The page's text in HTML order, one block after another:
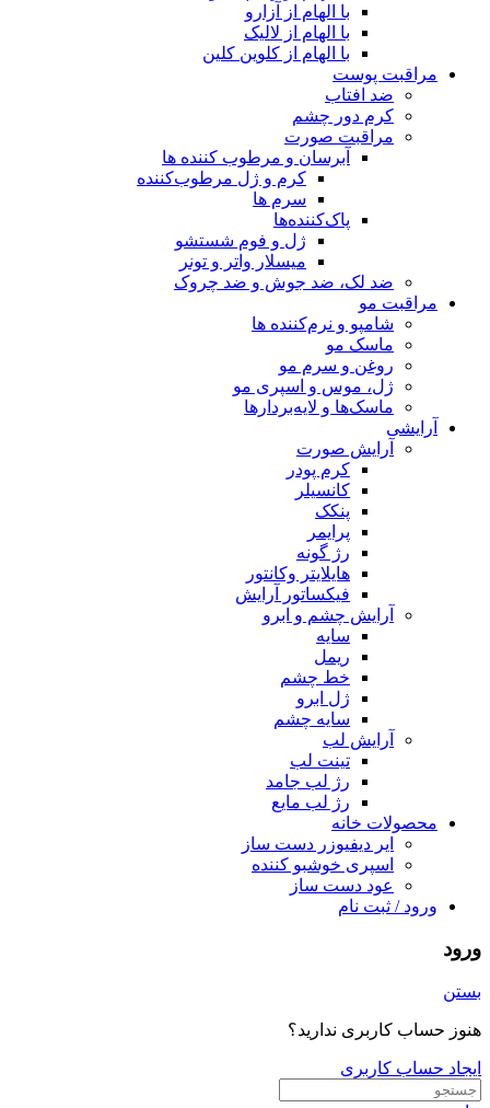
با الهام از آزارو
با الهام از لالیک
با الهام از کلوین کلین
مراقبت پوست
ضد افتاب
کرم دور چشم
مراقبت صورت
آبرسان و مرطوب کننده ها
کرم و ژل مرطوب‌کننده
سرم ها
پاک‌کننده‌ها
ژل و فوم شستشو
میسلار واتر و تونر
ضد لک، ضد جوش و ضد چروک
مراقبت مو
شامپو و نرم‌کننده ها
ماسک مو
روغن و سرم مو
ژل، موس و اسپری مو
ماسک‌ها و لایه‌بردارها
آرایشی
آرایش صورت
کرم پودر
کانسیلر
پنکک
پرایمر
رژ گونه
هایلایتر وکانتور
فیکساتور آرایش
آرایش چشم و ابرو
سایه
ریمل
خط چشم
ژل ابرو
سایه چشم
آرایش لب
تینت لب
رژ لب جامد
رژ لب مایع
محصولات خانه
ایر دیفیوزر دست ساز
اسپری خوشبو کننده
عود دست ساز
ورود / ثبت نام
ورود
بستن
هنوز حساب کاربری ندارید؟
ایجاد حساب کاربری